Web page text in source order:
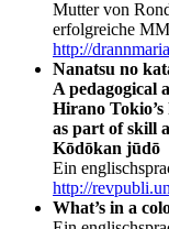
Mutter von
erfolgreiche
http://
Nanatsu no
A pedagogical
Hirano
as part of skill
Kōdōkan jūdō
Ein
http://
What’s in a